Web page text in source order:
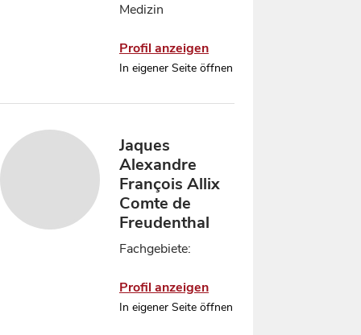
Medizin
Profil anzeigen
In eigener Seite öffnen
Jaques
Alexandre
François Allix
Comte de
Freudenthal
Fachgebiete:
Profil anzeigen
In eigener Seite öffnen